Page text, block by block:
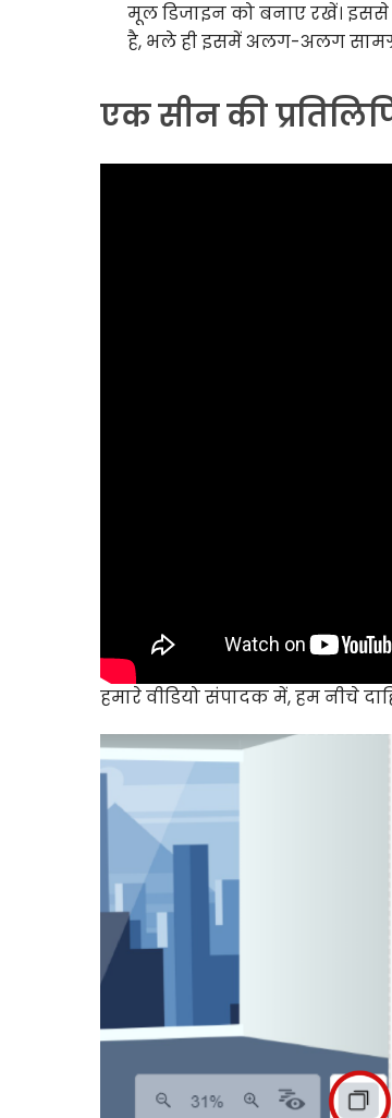
मूल डिजाइन को बनाए रखें।
है, भले ही इसमें अलग-अलग
एक सीन की
हमारे वीडियो संपादक में, हम नीचे